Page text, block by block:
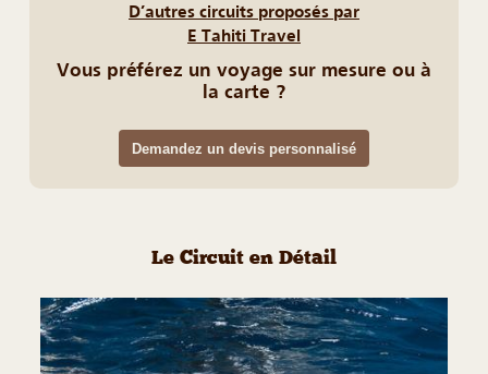
D’autres circuits proposés par
E Tahiti Travel
Vous préférez un voyage sur mesure ou à
la carte ?
Demandez un devis personnalisé
Le Circuit en Détail